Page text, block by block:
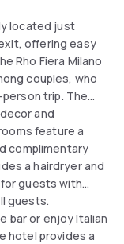
located just
offering easy
Rho Fiera Milano
couples, who
trip. The
and
feature a
complimentary
a hairdryer and
guests with
guests.
bar or enjoy Italian
hotel provides a